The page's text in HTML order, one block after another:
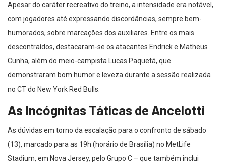
Apesar do caráter recreativo do treino, a intensidade era notável,
com jogadores até expressando discordâncias, sempre bem-
humorados, sobre marcações dos auxiliares. Entre os mais
descontraídos, destacaram-se os atacantes Endrick e Matheus
Cunha, além do meio-campista Lucas Paquetá, que
demonstraram bom humor e leveza durante a sessão realizada
no CT do New York Red Bulls.
As Incógnitas Táticas de Ancelotti
As dúvidas em torno da escalação para o confronto de sábado
(13), marcado para as 19h (horário de Brasília) no MetLife
Stadium, em Nova Jersey, pelo Grupo C – que também inclui